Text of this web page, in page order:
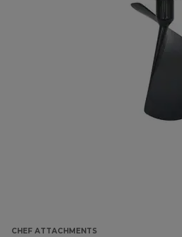
CHEF ATTACHMENTS